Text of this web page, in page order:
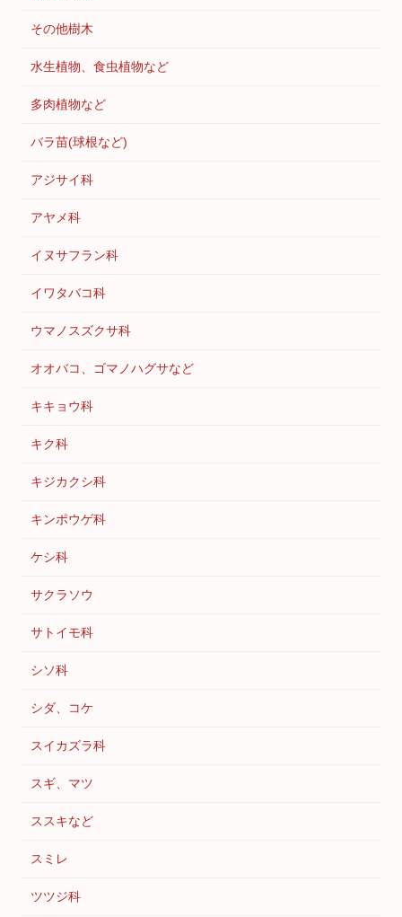
その他樹木
水生植物、食虫植物など
多肉植物など
バラ苗(球根など)
アジサイ科
アヤメ科
イヌサフラン科
イワタバコ科
ウマノスズクサ科
オオバコ、ゴマノハグサなど
キキョウ科
キク科
キジカクシ科
キンポウゲ科
ケシ科
サクラソウ
サトイモ科
シソ科
シダ、コケ
スイカズラ科
スギ、マツ
ススキなど
スミレ
ツツジ科